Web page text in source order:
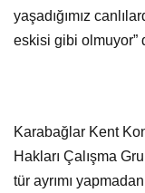
yaşadığımız
eskisi gibi olmuyor”
Karabağlar Kent
Hakları Çalışma
tür ayrımı